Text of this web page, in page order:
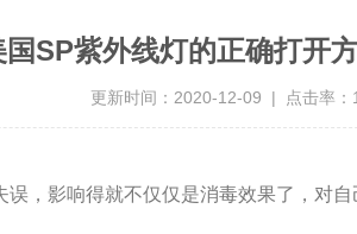
国SP紫外线灯的正确打开
更新时间：2020-12-09 | 点击率
，影响得就不仅仅是消毒效果了，对